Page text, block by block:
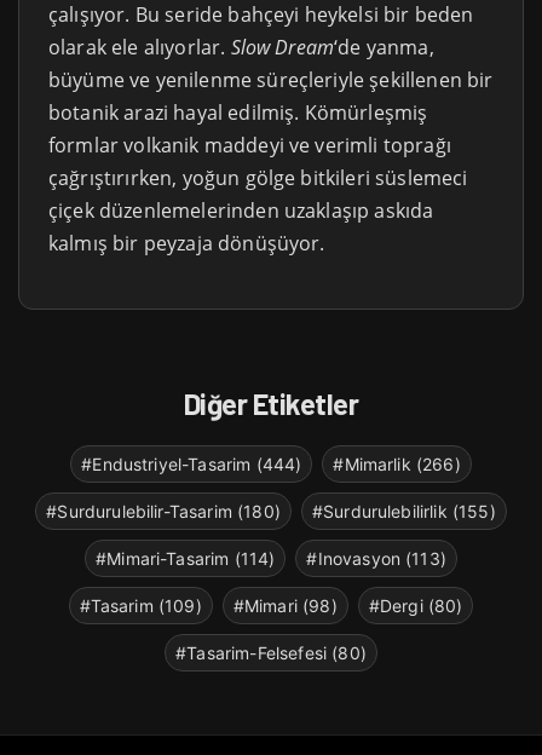
çalışıyor. Bu seride bahçeyi heykelsi bir beden
olarak ele alıyorlar. Slow Dream‘de yanma,
büyüme ve yenilenme süreçleriyle şekillenen bir
botanik arazi hayal edilmiş. Kömürleşmiş
formlar volkanik maddeyi ve verimli toprağı
çağrıştırırken, yoğun gölge bitkileri süslemeci
çiçek düzenlemelerinden uzaklaşıp askıda
kalmış bir peyzaja dönüşüyor.
Diğer Etiketler
#Endustriyel-Tasarim (444) #Mimarlik (266)
#Surdurulebilir-Tasarim (180) #Surdurulebilirlik (155)
#Mimari-Tasarim (114) #Inovasyon (113)
#Tasarim (109) #Mimari (98) #Dergi (80)
#Tasarim-Felsefesi (80)